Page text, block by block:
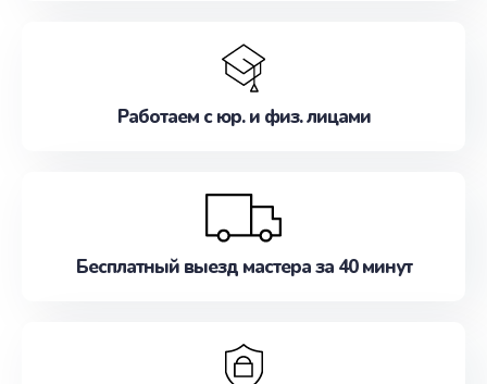
Работаем с юр. и физ. лицами
Бесплатный выезд мастера за 40 минут